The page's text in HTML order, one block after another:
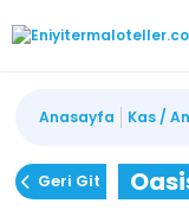
Anasayfa Kas /
Geri Git